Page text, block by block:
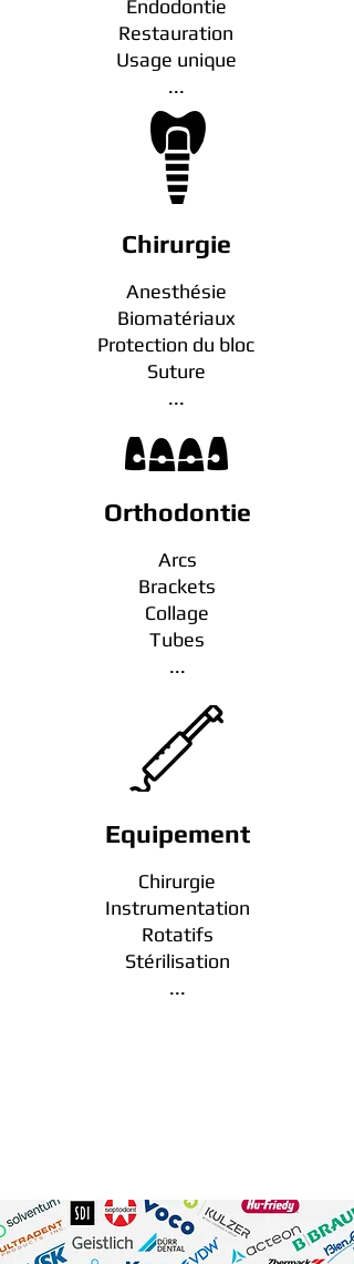
Endodontie
Restauration
Usage unique
...
Chirurgie
Anesthésie
Biomatériaux
Protection du bloc
Suture
...
Orthodontie
Arcs
Brackets
Collage
Tubes
...
Equipement
Chirurgie
Instrumentation
Rotatifs
Stérilisation
...